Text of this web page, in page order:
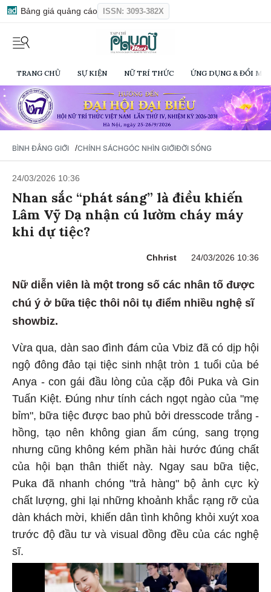
Bảng giá quảng cáo ISSN: 3093-382X
TRANG CHỦ SỰ KIỆN NỮ TRÍ THỨC ỨNG DỤNG & ĐỔI
BÌNH ĐẲNG GIỚI /CHÍNH SÁCHGÓC NHÌN GIỚIĐỜI SỐNG
24/03/2026 10:36
Nhan sắc “phát sáng” là điều khiến
Lâm Vỹ Dạ nhận cú lườm cháy máy
khi dự tiệc?
Chhrist 24/03/2026 10:36
Nữ diễn viên là một trong số các nhân tố được
chú ý ở bữa tiệc thôi nôi tụ điểm nhiều nghệ sĩ
showbiz.
Vừa qua, dàn sao đình đám của Vbiz đã có dịp hội
ngộ đông đảo tại tiệc sinh nhật tròn 1 tuổi của bé
Anya - con gái đầu lòng của cặp đôi Puka và Gin
Tuấn Kiệt. Đúng như tính cách ngọt ngào của "mẹ
bỉm", bữa tiệc được bao phủ bởi dresscode trắng -
hồng, tạo nên không gian ấm cúng, sang trọng
nhưng cũng không kém phần hài hước đúng chất
của hội bạn thân thiết này. Ngay sau bữa tiệc,
Puka đã nhanh chóng "trả hàng" bộ ảnh cực kỳ
chất lượng, ghi lại những khoảnh khắc rạng rỡ của
dàn khách mời, khiến dân tình không khỏi xuýt xoa
trước độ đầu tư và visual đồng đều của các nghệ
sĩ.